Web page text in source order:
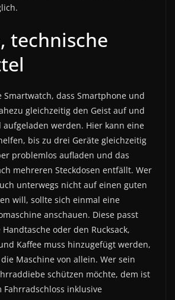
technische
Smartwatch, dass Smartphone und
gleichzeitig den Geist auf und
werden. Hier kann eine
bis zu drei Geräte gleichzeitig
problemlos aufladen und das
mehreren Steckdosen entfällt. Wer
unterwegs nicht auf einen guten
will, sollte sich einmal eine
anschauen. Diese passt
oder den Rucksack,
Kaffee muss hinzugefügt werden,
Maschine von allein. Wer sein
schützen möchte, dem ist
inklusive